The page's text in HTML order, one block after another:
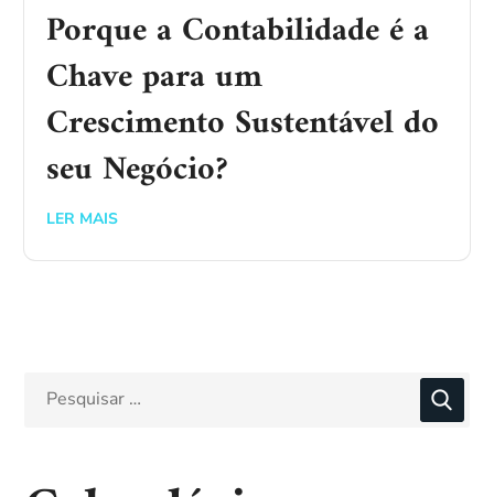
Porque a Contabilidade é a
Chave para um
Crescimento Sustentável do
seu Negócio?
LER MAIS